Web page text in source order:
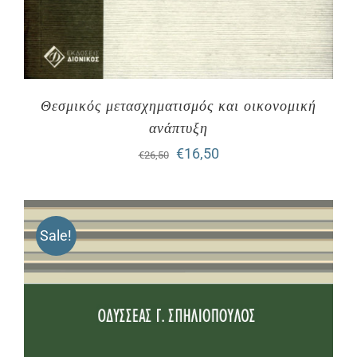
Θεσμικός μετασχηματισμός και οικονομική
ανάπτυξη
€26,50
Original
was:
€26,50.
€16,50Η
τιμή
είναι:
€16,50.
Sale!